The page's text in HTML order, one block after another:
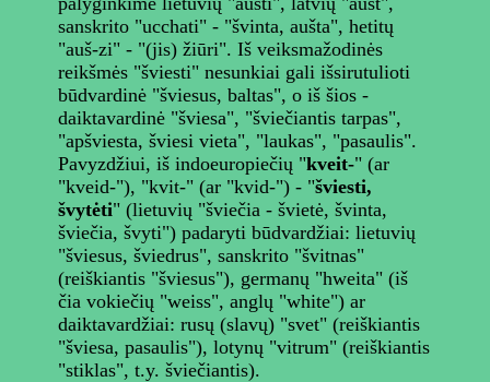
sanskrito "ucchati" - "švinta, aušta", hetitų
"auš-zi" - "(jis) žiūri". Iš veiksmažodinės
reikšmės "šviesti" nesunkiai gali išsirutulioti
būdvardinė "šviesus, baltas", o iš šios -
daiktavardinė "šviesa", "šviečiantis tarpas",
"apšviesta, šviesi vieta", "laukas", "pasaulis".
Pavyzdžiui, iš indoeuropiečių "kveit-" (ar
"kveid-"), "kvit-" (ar "kvid-") - "šviesti,
švytėti" (lietuvių "šviečia - švietė, švinta,
šviečia, švyti") padaryti būdvardžiai: lietuvių
"šviesus, šviedrus", sanskrito "švitnas"
(reiškiantis "šviesus"), germanų "hweita" (iš
čia vokiečių "weiss", anglų "white") ar
daiktavardžiai: rusų (slavų) "svet" (reiškiantis
"šviesa, pasaulis"), lotynų "vitrum" (reiškiantis
"stiklas", t.y. šviečiantis).